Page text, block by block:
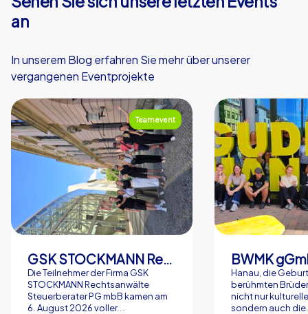
an
In unserem Blog erfahren Sie mehr über unserer
vergangenen Eventprojekte
Teamevent
GSK STOCKMANN Rechtsanwälte Steuerberater PG mbB
Die Teilnehmer der Firma GSK
STOCKMANN Rechtsanwälte
Steuerberater PG mbB kamen am
6. August 2026 voller...
BWMK
Hanau, die
berühmten
nicht nur
sondern auch